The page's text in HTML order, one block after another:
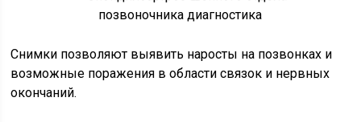
Снимки позволяют выявить наросты на позвонках и
возможные поражения в области связок и нервных
окончаний.